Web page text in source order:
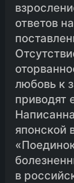
ответов
любовь к
приводят
японской
в